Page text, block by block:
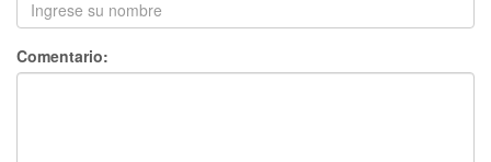
Comentario: